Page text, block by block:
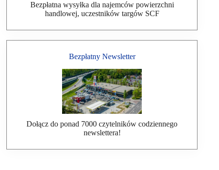
Bezpłatna wysyłka dla najemców powierzchni
handlowej, uczestników targów SCF
Bezpłatny Newsletter
Dołącz do ponad 7000 czytelników codziennego
newslettera!